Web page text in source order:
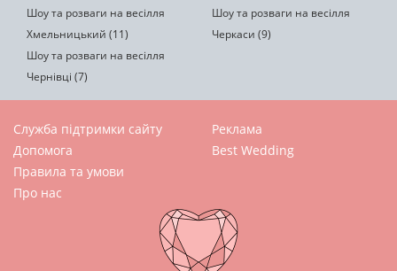
Шоу та розваги на весілля
Хмельницький (11)
Шоу та розваги на весілля
Черкаси (9)
Шоу та розваги на весілля
Чернівці (7)
Служба підтримки сайту
Допомога
Правила та умови
Про нас
Реклама
Best Wedding